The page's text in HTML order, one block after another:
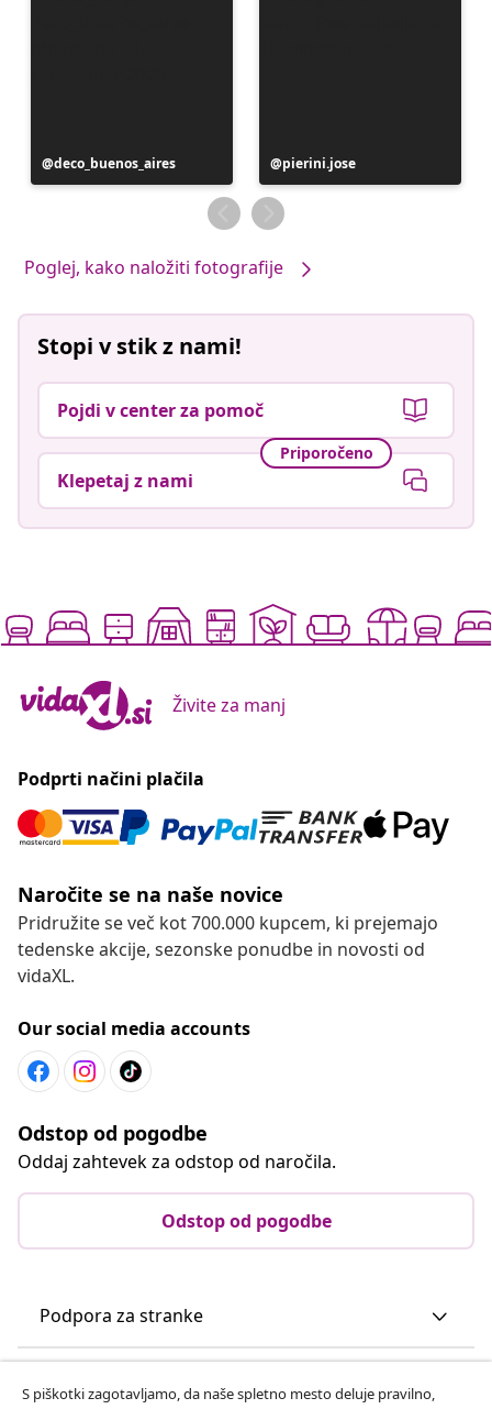
Objavo
je
deco_buenos_aires
Objavo
je
objavil
pierini.jose
Poglej, kako naložiti fotografije
Stopi v stik z nami!
Pojdi v center za pomoč
Priporočeno
Klepetaj z nami
Živite za manj
Podprti načini plačila
Naročite se na naše novice
Pridružite se več kot 700.000 kupcem, ki prejemajo
tedenske akcije, sezonske ponudbe in novosti od
vidaXL.
Our social media accounts
Odstop od pogodbe
Oddaj zahtevek za odstop od naročila.
Odstop od pogodbe
Podpora za stranke
S piškotki zagotavljamo, da naše spletno mesto deluje pravilno,